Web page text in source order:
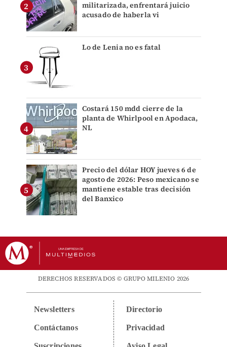
militarizada, enfrentará juicio
acusado de haberla vi
Lo de Lenia no es fatal
Costará 150 mdd cierre de la
planta de Whirlpool en Apodaca,
NL
Precio del dólar HOY jueves 6 de
agosto de 2026: Peso mexicano se
mantiene estable tras decisión
del Banxico
DERECHOS RESERVADOS © GRUPO MILENIO 2026
Newsletters
Contáctanos
Directorio
Privacidad